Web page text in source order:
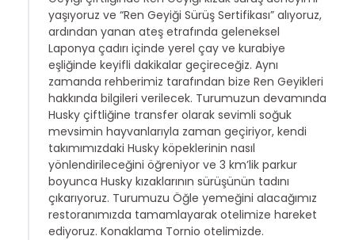
yaşıyoruz ve “Ren Geyiği Sürüş Sertifikası” alıyoruz,
ardından yanan ateş etrafında geleneksel
Laponya çadırı içinde yerel çay ve kurabiye
eşliğinde keyifli dakikalar geçireceğiz. Aynı
zamanda rehberimiz tarafından bize Ren Geyikleri
hakkında bilgileri verilecek. Turumuzun devamında
Husky çiftliğine transfer olarak sevimli soğuk
mevsimin hayvanlarıyla zaman geçiriyor, kendi
takımımızdaki Husky köpeklerinin nasıl
yönlendirileceğini öğreniyor ve 3 km’lik parkur
boyunca Husky kızaklarının sürüşünün tadını
çıkarıyoruz. Turumuzu Öğle yemeğini alacağımız
restoranımızda tamamlayarak otelimize hareket
ediyoruz. Konaklama Tornio otelimizde.